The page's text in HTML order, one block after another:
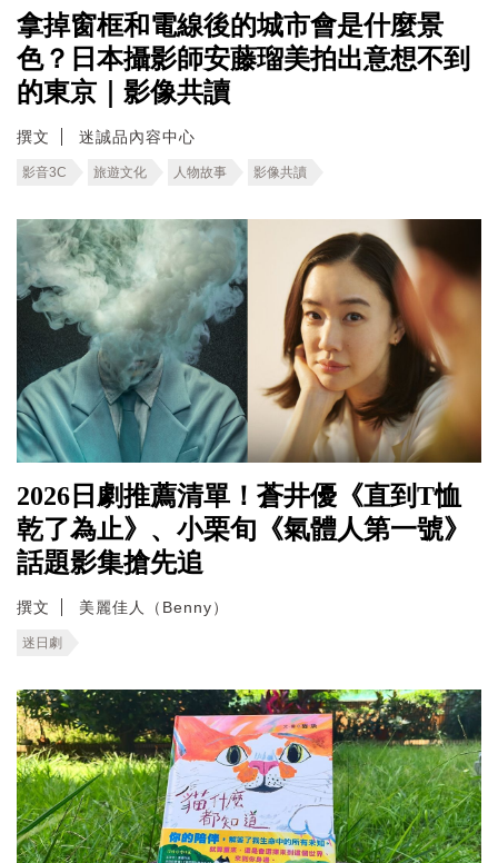
拿掉窗框和電線後的城市會是什麼景
色？日本攝影師安藤瑠美拍出意想不到
的東京｜影像共讀
撰文 迷誠品內容中心
影音3C 旅遊文化 人物故事 影像共讀
2026日劇推薦清單！蒼井優《直到T恤
乾了為止》、小栗旬《氣體人第一號》
話題影集搶先追
撰文 美麗佳人（Benny）
迷日劇